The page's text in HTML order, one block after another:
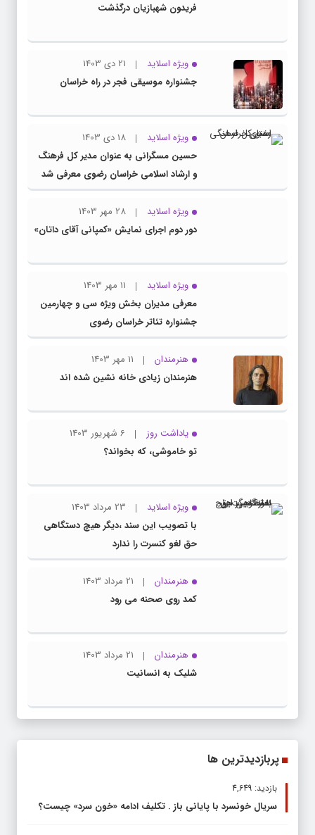
فریدون شهبازیان درگذشت
ویژه اسلاید
21 دی 1403
جشنواره موسیقی فجر در راه خراسان
ویژه اسلاید
18 دی 1403
حسین مسگرانی به عنوان مدیر کل فرهنگ
و ارشاد اسلامی خراسان رضوی معرفی شد
ویژه اسلاید
28 مهر 1403
دور دوم اجرای نمایش «کمپانی آقای داتان»
ویژه اسلاید
11 مهر 1403
معرفی مدیران بخش ویژه سی و چهارمین
جشنواره تئاتر خراسان رضوی
هنرمندان
11 مهر 1403
هنرمندان زیادی خانه نشین شده اند
یاداشت روز
6 شهریور 1403
تو خاموشی، که بخواند؟
ویژه اسلاید
23 مرداد 1403
با تصویب این سند ،دیگر هیچ دستگاهی
حق لغو کنسرت را ندارد
هنرمندان
21 مرداد 1403
کمد روی صحنه می رود
هنرمندان
21 مرداد 1403
شلیک به انسانیت
پربازدیدترین ها
بازدید: 4,649
سریال خونسرد با پایانی باز . تکلیف ادامه «خون سرد» چیست؟